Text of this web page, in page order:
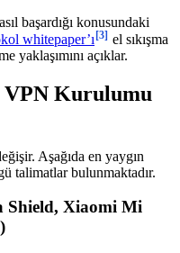
başardığı konusundaki
whitepaper’ı [3] el sıkışma
yaklaşımını açıklar.
Kurulumu
Aşağıda en yaygın
talimatlar bulunmaktadır.
Shield, Xiaomi Mi